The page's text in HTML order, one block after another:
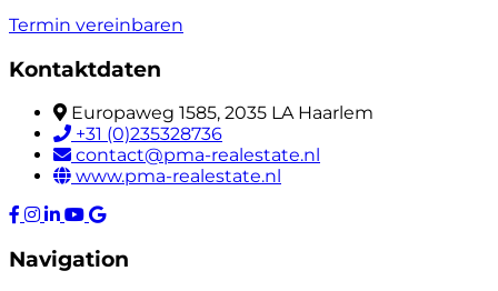
Termin vereinbaren
Kontaktdaten
Europaweg 1585, 2035 LA Haarlem
+31 (0)235328736
contact@pma-realestate.nl
www.pma-realestate.nl
Navigation